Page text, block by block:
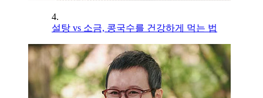
4.
설탕 vs 소금, 콩국수를 건강하게 먹는 법